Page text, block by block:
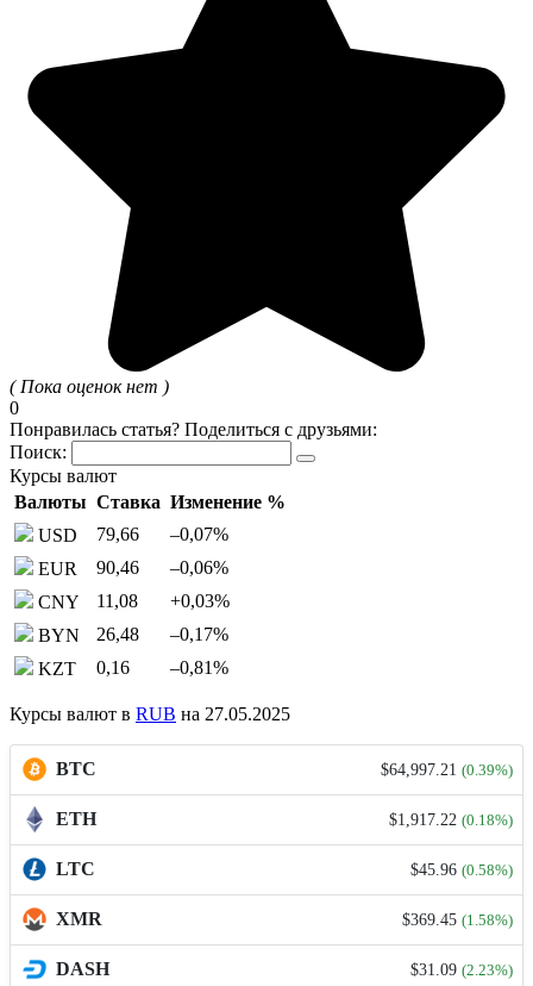
( Пока оценок нет )
0
Понравилась статья? Поделиться с друзьями:
Поиск:
Курсы валют
Валюты Ставка Изменение %
USD
79,66 –0,07%
EUR
90,46 –0,06%
CNY
11,08 +0,03%
BYN
26,48 –0,17%
KZT
0,16 –0,81%
Курсы валют в RUB на 27.05.2025
BTC $64,997.21 (0.39%)
ETH $1,917.22 (0.18%)
LTC $45.96 (0.58%)
XMR $369.45 (1.58%)
DASH $31.09 (2.23%)